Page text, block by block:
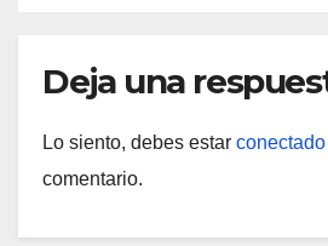
Deja una
Lo siento, debes estar conectado
comentario.